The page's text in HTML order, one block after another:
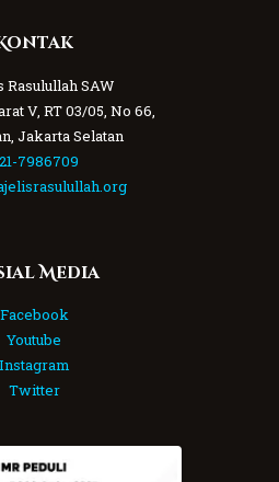
Rasulullah SAW
V, RT 03/05, No 66,
Jakarta Selatan
7986709
Media
Facebook
Youtube
Instagram
Twitter